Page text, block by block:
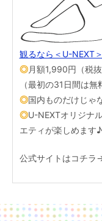
観るなら＜U-NEXT＞
◎月額1,990円（税
（最初の31日間は無
◎国内ものだけじゃ
◎U-NEXTオリジナ
エティが楽しめます♪
公式サイトはコチラ